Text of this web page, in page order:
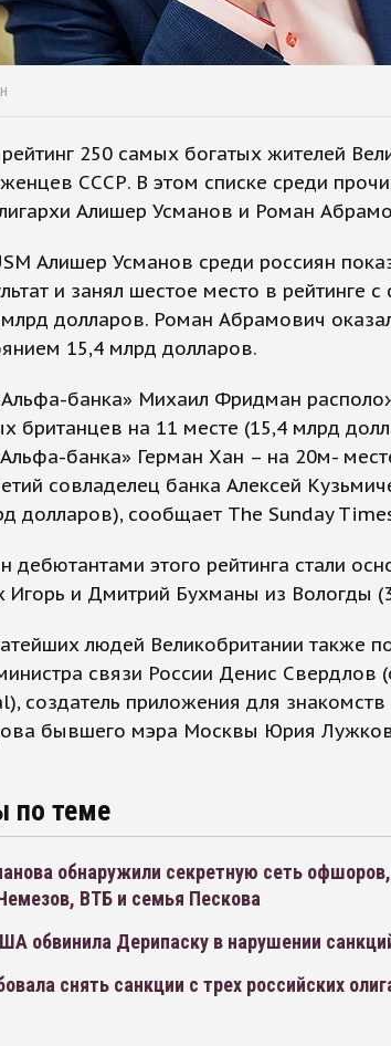
250 самых богатых жителей
СССР. В этом списке среди
Алишер Усманов и Роман
Алишер Усманов среди россиян
и занял шестое место в рейтинге
долларов. Роман Абрамович
15,4 млрд долларов.
банка» Михаил Фридман
британцев на 11 месте (15,4 млрд
банка» Герман Хан – на 20м-
совладелец банка Алексей
долларов), сообщает The Sunday
дебютантами этого рейтинга стали
Игорь и Дмитрий Бухманы из Вологды
людей Великобритании также
связи России Денис Свердлов
создатель приложения для
бывшего мэра Москвы Юрия
по теме
обнаружили секретную сеть
ВТБ и семья Пескова
обвинила Дерипаску в нарушении
снять санкции с трех российских